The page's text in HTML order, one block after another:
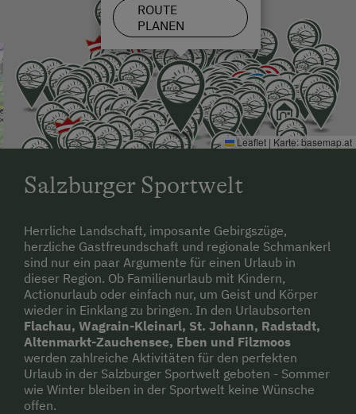
ROUTE
PLANEN
Leaflet | Karte:basemap.at
Salzburger Sportwelt
Herrliche Landschaft, imposante Gebirgszüge,
herzliche Gastfreundschaft und regionale Schmankerl
sind nur ein paar Argumente für einen Urlaub in
dieser Region. Ob Familienurlaub mit Kindern,
Actionurlaub oder einfach nur, um Geist und Körper
wieder in Einklang zu bringen. In den Urlaubsorten
Flachau, Wagrain-Kleinarl, St. Johann, Radstadt,
Altenmarkt-Zauchensee, Eben und Filzmoos
werden zahlreiche Aktivitäten für den perfekten
Urlaub in der Salzburger Sportwelt geboten - Sommer
wie Winter bleiben in der Sportwelt keine Wünsche
offen.